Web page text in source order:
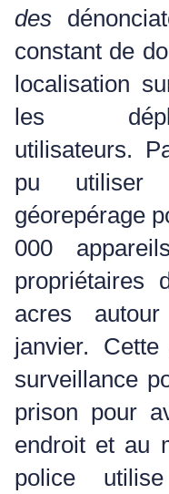
des
constant de
localisation
les
utilisateurs.
pu utiliser
géorepérage
000
propriétaires
acres
janvier.
surveillance
prison pour
endroit et au
police